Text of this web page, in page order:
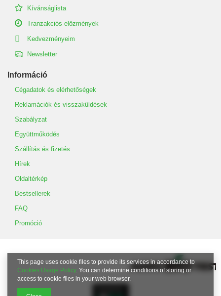
Kívánságlista
Tranzakciós előzmények
Kedvezményeim
Newsletter
Információ
Cégadatok és elérhetőségek
Reklamációk és visszaküldések
Szabályzat
Együttműködés
Szállítás és fizetés
Hírek
Oldaltérkép
Bestsellerek
FAQ
Promóció
This page uses cookie files to provide its services in accordance to
Cookies Usage Policy. You can determine conditions of storing or
access to cookie files in your web browser.